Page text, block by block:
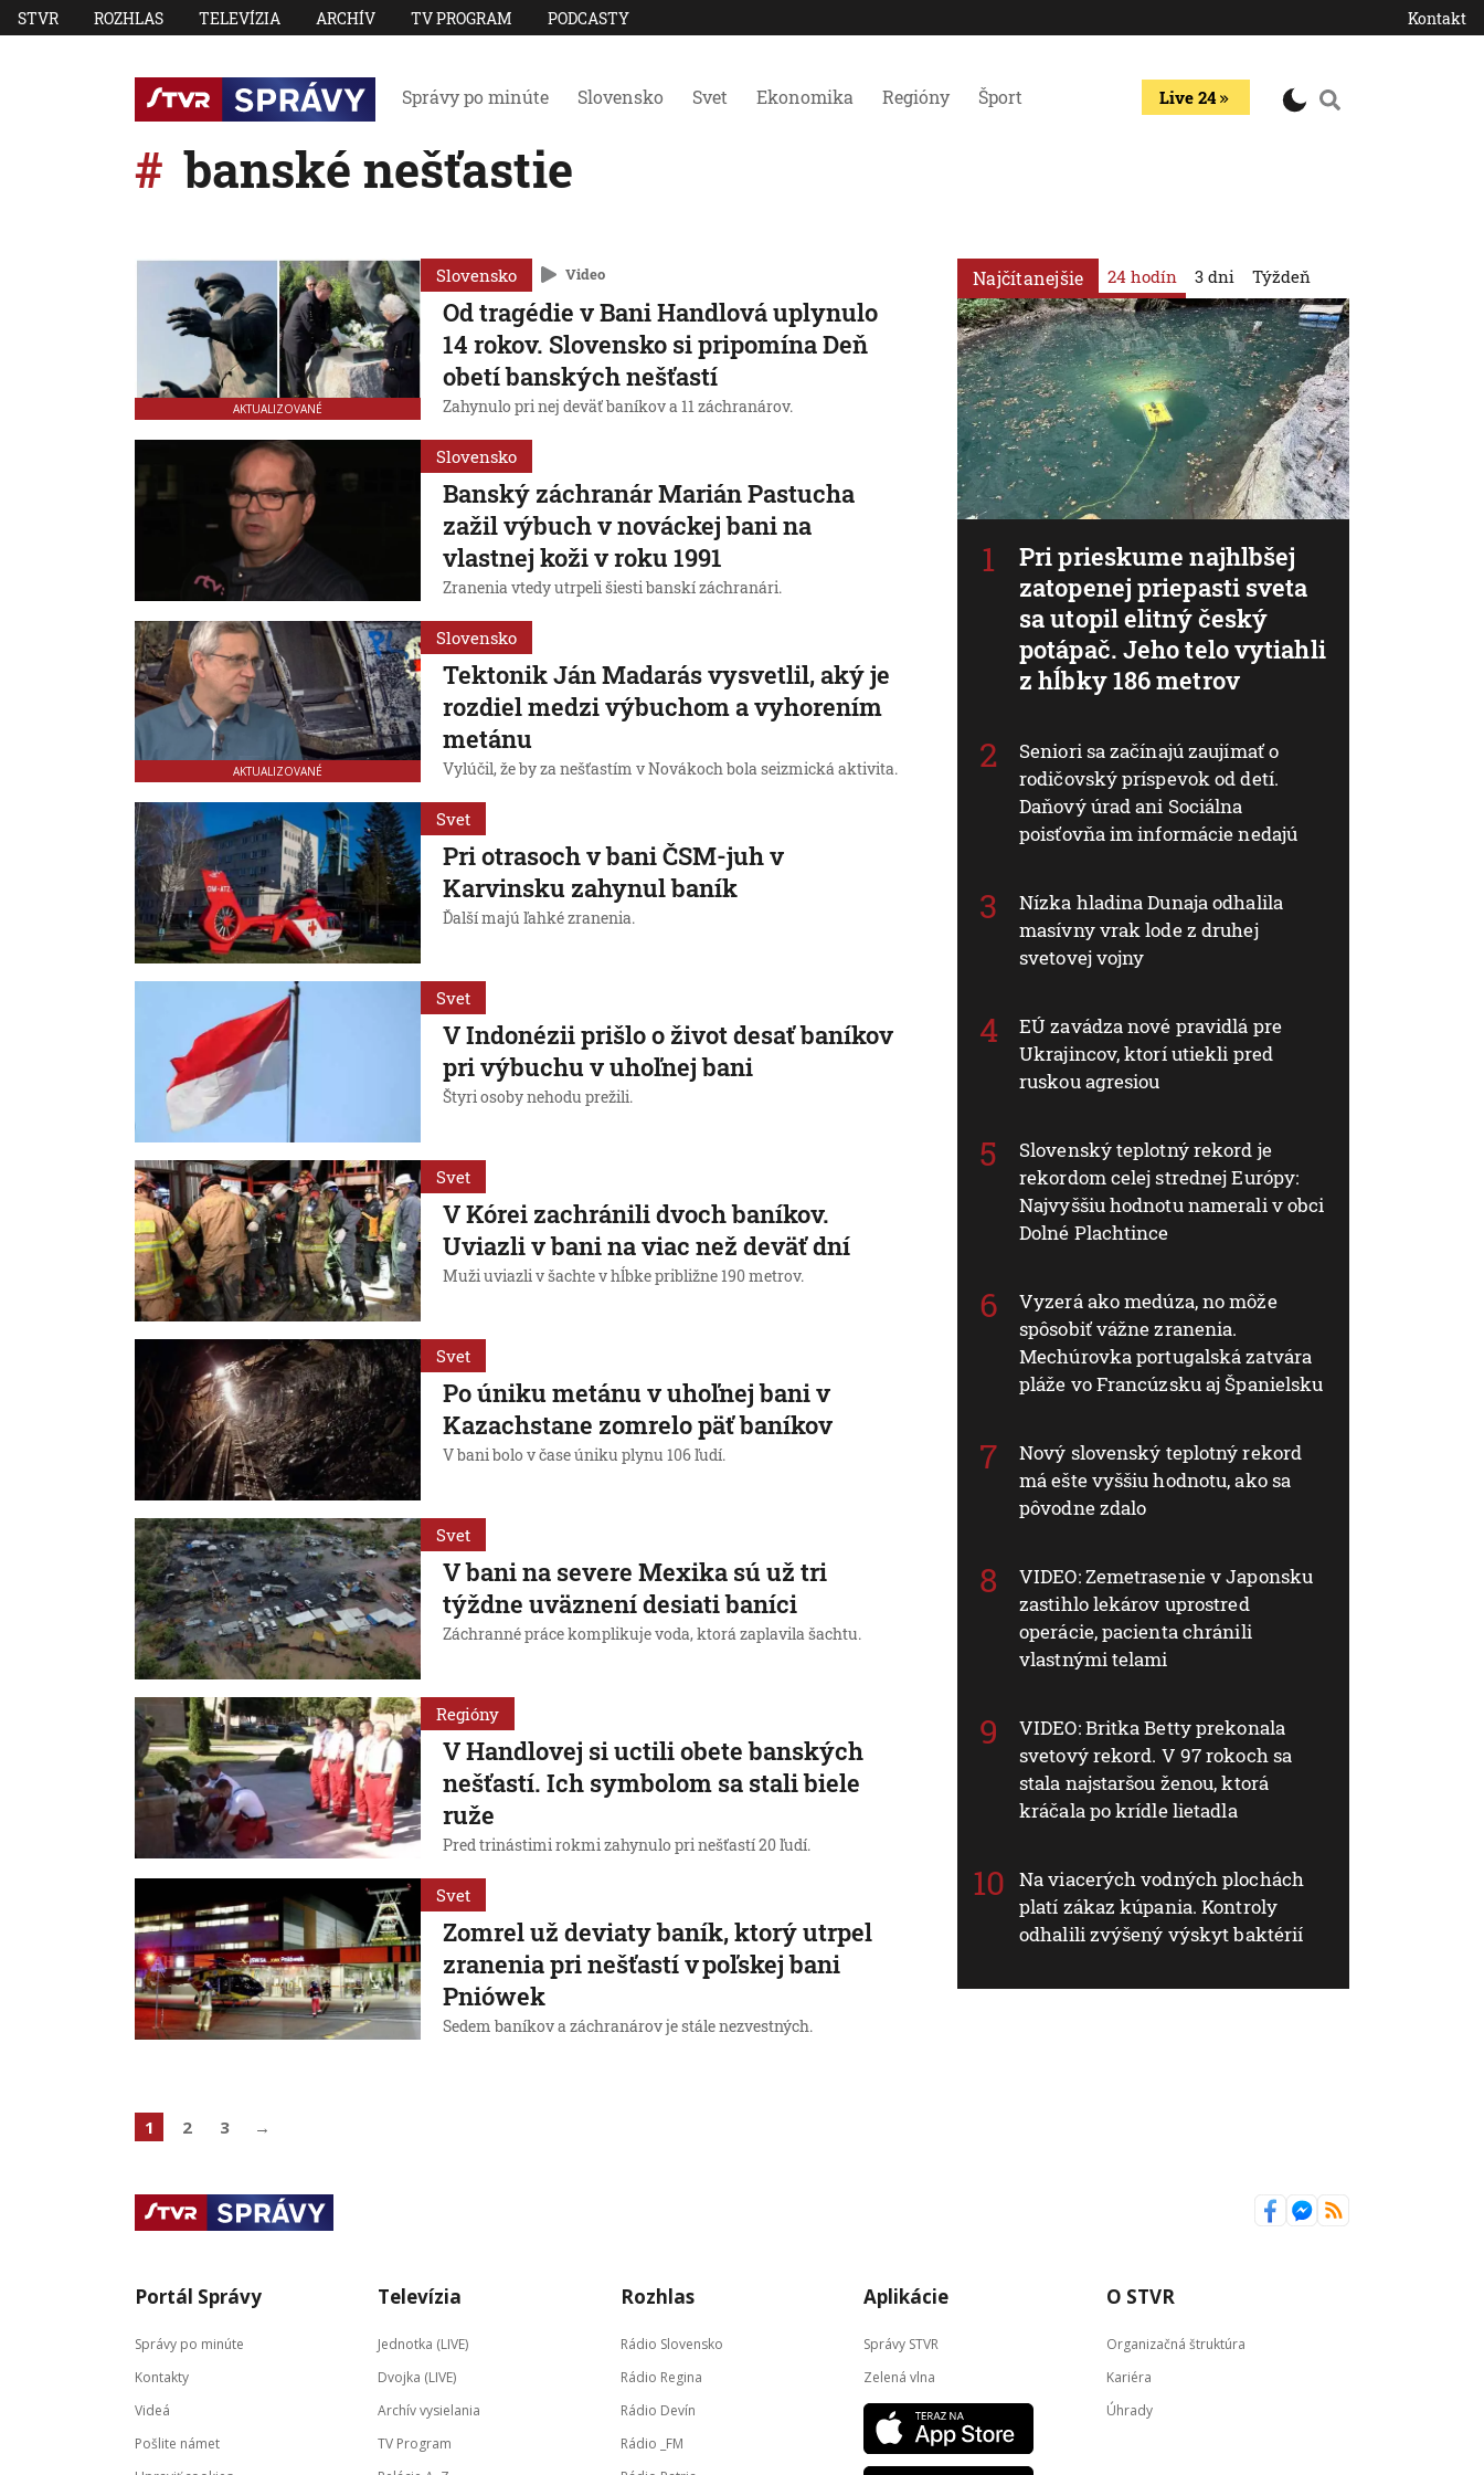
STVR ROZHLAS TELEVÍZIA ARCHÍV TV PROGRAM PODCASTY Kontakt
Správy po minúte Slovensko Svet Ekonomika Regióny Šport Live 24
banské nešťastie
AKTUALIZOVANÉ
Slovensko Video
Od tragédie v Bani Handlová uplynulo
14 rokov. Slovensko si pripomína Deň
obetí banských nešťastí
Zahynulo pri nej deväť baníkov a 11 záchranárov.
Slovensko
Banský záchranár Marián Pastucha
zažil výbuch v nováckej bani na
vlastnej koži v roku 1991
Zranenia vtedy utrpeli šiesti banskí záchranári.
AKTUALIZOVANÉ
Slovensko
Tektonik Ján Madarás vysvetlil, aký je
rozdiel medzi výbuchom a vyhorením
metánu
Vylúčil, že by za nešťastím v Novákoch bola seizmická aktivita.
Svet
Pri otrasoch v bani ČSM-juh v
Karvinsku zahynul baník
Ďalší majú ľahké zranenia.
Svet
V Indonézii prišlo o život desať baníkov
pri výbuchu v uhoľnej bani
Štyri osoby nehodu prežili.
Svet
V Kórei zachránili dvoch baníkov.
Uviazli v bani na viac než deväť dní
Muži uviazli v šachte v hĺbke približne 190 metrov.
Svet
Po úniku metánu v uhoľnej bani v
Kazachstane zomrelo päť baníkov
V bani bolo v čase úniku plynu 106 ľudí.
Svet
V bani na severe Mexika sú už tri
týždne uväznení desiati baníci
Záchranné práce komplikuje voda, ktorá zaplavila šachtu.
Regióny
V Handlovej si uctili obete banských
nešťastí. Ich symbolom sa stali biele
ruže
Pred trinástimi rokmi zahynulo pri nešťastí 20 ľudí.
Svet
Zomrel už deviaty baník, ktorý utrpel
zranenia pri nešťastí v poľskej bani
Pniówek
Sedem baníkov a záchranárov je stále nezvestných.
Najčítanejšie 24 hodín
Pri prieskume najhlbšej
zatopenej priepasti sveta
sa utopil elitný český
potápač. Jeho telo vytiahli
z hĺbky 186 metrov
Seniori sa začínajú zaujímať o
rodičovský príspevok od detí.
Daňový úrad ani Sociálna
poisťovňa im informácie nedajú
Nízka hladina Dunaja odhalila
masívny vrak lode z druhej
svetovej vojny
EÚ zavádza nové pravidlá pre
Ukrajincov, ktorí utiekli pred
ruskou agresiou
Slovenský teplotný rekord je
rekordom celej strednej Európy:
Najvyššiu hodnotu namerali v obci
Dolné Plachtince
Vyzerá ako medúza, no môže
spôsobiť vážne zranenia.
Mechúrovka portugalská zatvára
pláže vo Francúzsku aj Španielsku
Nový slovenský teplotný rekord
má ešte vyššiu hodnotu, ako sa
pôvodne zdalo
VIDEO: Zemetrasenie v Japonsku
zastihlo lekárov uprostred
operácie, pacienta chránili
vlastnými telami
VIDEO: Britka Betty prekonala
svetový rekord. V 97 rokoch sa
stala najstaršou ženou, ktorá
kráčala po krídle lietadla
Na viacerých vodných plochách
platí zákaz kúpania. Kontroly
odhalili zvýšený výskyt baktérií
3 dni Týždeň
1 2 3 →
Portál Správy
Správy po minúte
Kontakty
Videá
Pošlite námet
Televízia
Jednotka (LIVE)
Dvojka (LIVE)
Archív vysielania
TV Program
Rozhlas
Rádio Slovensko
Rádio Regina
Rádio Devín
Rádio _FM
Aplikácie
Správy STVR
Zelená vlna
O STVR
Organizačná štruktúra
Kariéra
Úhrady